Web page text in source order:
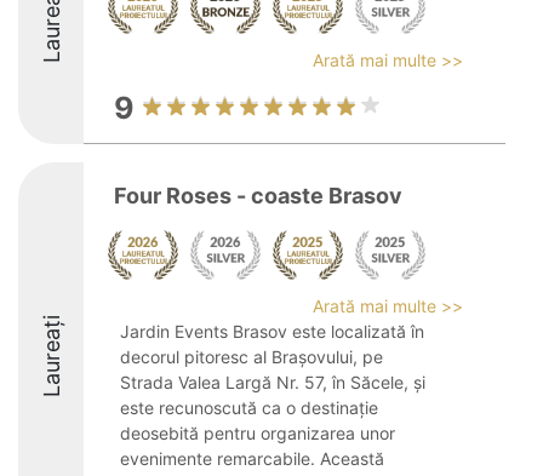
Laureați Arată mai multe >>
9
Laureați
Four Roses - coaste Brasov
Arată mai multe >>
Jardin Events Brasov este localizată în
decorul pitoresc al Brașovului, pe
Strada Valea Largă Nr. 57, în Săcele, și
este recunoscută ca o destinație
deosebită pentru organizarea unor
evenimente remarcabile. Această